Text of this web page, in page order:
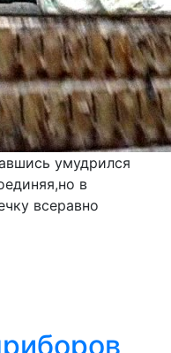
умудрился
в
всеравно